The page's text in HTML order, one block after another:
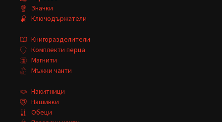
Значки
Ключодържатели
Книгоразделители
Комплекти перца
Магнити
Мъжки чанти
Накитници
Нашивки
Обеци